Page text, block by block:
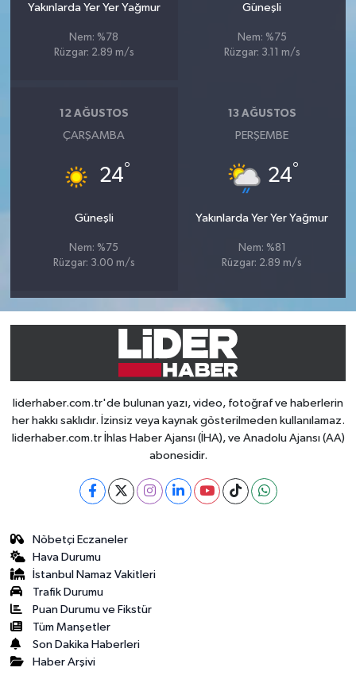
Yakınlarda Yer Yer Yağmur
Nem: %78
Rüzgar: 2.89 m/s
Güneşli
Nem: %75
Rüzgar: 3.11 m/s
12 AĞUSTOS
ÇARŞAMBA
24°
Güneşli
Nem: %75
Rüzgar: 3.00 m/s
13 AĞUSTOS
PERŞEMBE
24°
Yakınlarda Yer Yer Yağmur
Nem: %81
Rüzgar: 2.89 m/s
liderhaber.com.tr'de bulunan yazı, video, fotoğraf ve haberlerin
her hakkı saklıdır. İzinsiz veya kaynak gösterilmeden kullanılamaz.
liderhaber.com.tr İhlas Haber Ajansı (İHA), ve Anadolu Ajansı (AA)
abonesidir.
Nöbetçi Eczaneler
Hava Durumu
İstanbul Namaz Vakitleri
Trafik Durumu
Puan Durumu ve Fikstür
Tüm Manşetler
Son Dakika Haberleri
Haber Arşivi